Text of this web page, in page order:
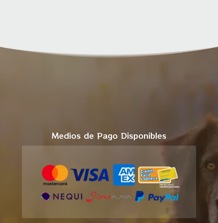
Medios de Pago Disponibles